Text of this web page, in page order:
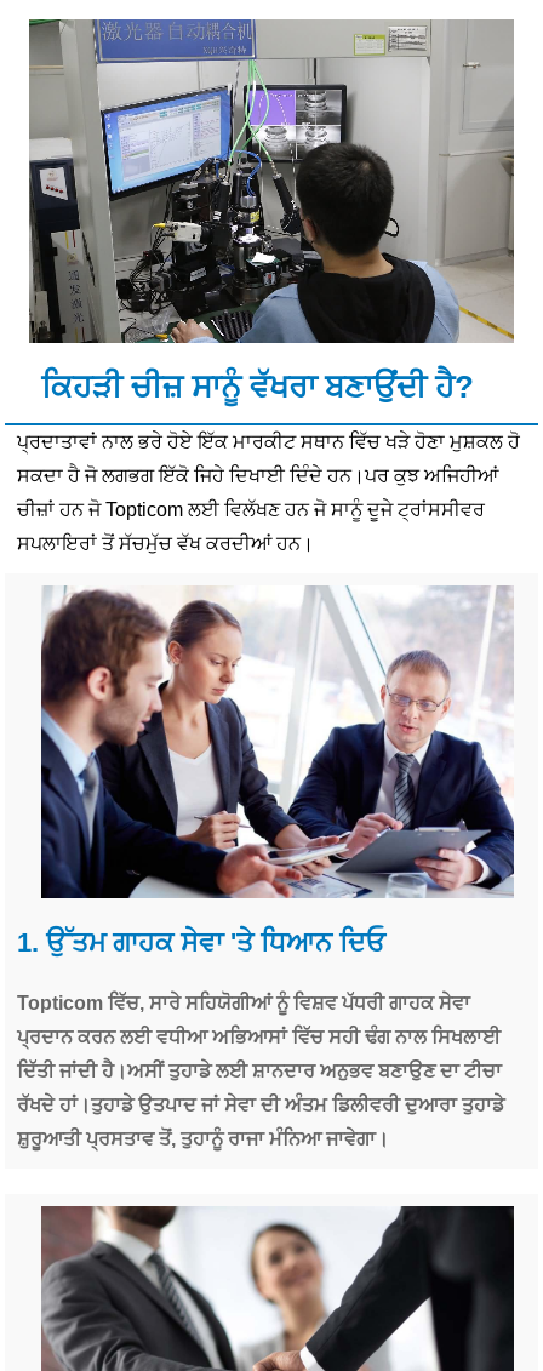
ਕਿਹੜੀ ਚੀਜ਼ ਸਾਨੂੰ ਵੱਖਰਾ ਬਣਾਉਂਦੀ ਹੈ?
ਪ੍ਰਦਾਤਾਵਾਂ ਨਾਲ ਭਰੇ ਹੋਏ ਇੱਕ ਮਾਰਕੀਟ ਸਥਾਨ ਵਿੱਚ ਖੜੇ ਹੋਣਾ ਮੁਸ਼ਕਲ ਹੋ
ਸਕਦਾ ਹੈ ਜੋ ਲਗਭਗ ਇੱਕੋ ਜਿਹੇ ਦਿਖਾਈ ਦਿੰਦੇ ਹਨ।ਪਰ ਕੁਝ ਅਜਿਹੀਆਂ
ਚੀਜ਼ਾਂ ਹਨ ਜੋ Topticom ਲਈ ਵਿਲੱਖਣ ਹਨ ਜੋ ਸਾਨੂੰ ਦੂਜੇ ਟ੍ਰਾਂਸਸੀਵਰ
ਸਪਲਾਇਰਾਂ ਤੋਂ ਸੱਚਮੁੱਚ ਵੱਖ ਕਰਦੀਆਂ ਹਨ।
1. ਉੱਤਮ ਗਾਹਕ ਸੇਵਾ 'ਤੇ ਧਿਆਨ ਦਿਓ
Topticom ਵਿੱਚ, ਸਾਰੇ ਸਹਿਯੋਗੀਆਂ ਨੂੰ ਵਿਸ਼ਵ ਪੱਧਰੀ ਗਾਹਕ ਸੇਵਾ
ਪ੍ਰਦਾਨ ਕਰਨ ਲਈ ਵਧੀਆ ਅਭਿਆਸਾਂ ਵਿੱਚ ਸਹੀ ਢੰਗ ਨਾਲ ਸਿਖਲਾਈ
ਦਿੱਤੀ ਜਾਂਦੀ ਹੈ।ਅਸੀਂ ਤੁਹਾਡੇ ਲਈ ਸ਼ਾਨਦਾਰ ਅਨੁਭਵ ਬਣਾਉਣ ਦਾ ਟੀਚਾ
ਰੱਖਦੇ ਹਾਂ।ਤੁਹਾਡੇ ਉਤਪਾਦ ਜਾਂ ਸੇਵਾ ਦੀ ਅੰਤਮ ਡਿਲੀਵਰੀ ਦੁਆਰਾ ਤੁਹਾਡੇ
ਸ਼ੁਰੂਆਤੀ ਪ੍ਰਸਤਾਵ ਤੋਂ, ਤੁਹਾਨੂੰ ਰਾਜਾ ਮੰਨਿਆ ਜਾਵੇਗਾ।